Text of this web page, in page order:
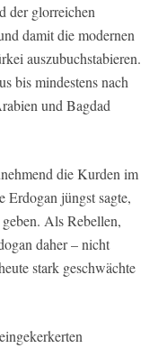
der glorreichen
damit die modernen
auszubuchstabieren.
bis mindestens nach
und Bagdad
die Kurden im
Erdogan jüngst sagte,
Als Rebellen,
daher – nicht
stark geschwächte